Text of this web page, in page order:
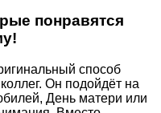
понравятся
способ
Он подойдёт на
День матери или